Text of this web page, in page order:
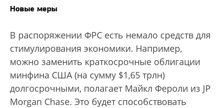
Новые меры
В распоряжении ФРС есть немало средств для
стимулирования экономики. Например,
можно заменить краткосрочные облигации
минфина США (на сумму $1,65 трлн)
долгосрочными, полагает Майкл Фероли из JP
Morgan Chase. Это будет способствовать